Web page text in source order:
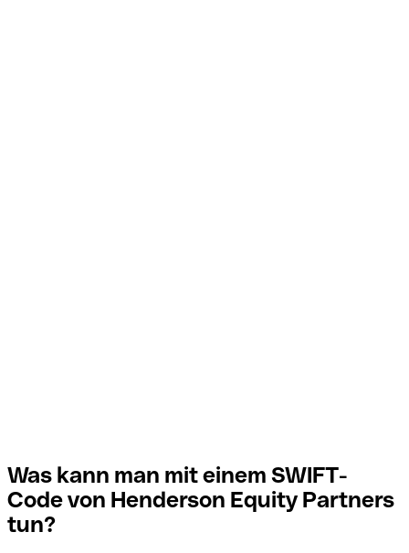
Was kann man mit einem SWIFT-
Code von Henderson Equity Partners
tun?